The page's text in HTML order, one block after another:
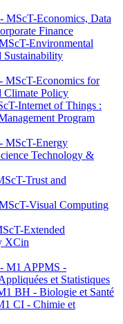
Economics, Data
Finance
Environmental
Sustainability
MScT-Economics for
Climate Policy
Internet of Things :
Program
MScT-Energy
Technology &
Trust and
Visual Computing
Extended
XCin
M1 APPMS -
et Statistiques
BH - Biologie et Santé
CI - Chimie et